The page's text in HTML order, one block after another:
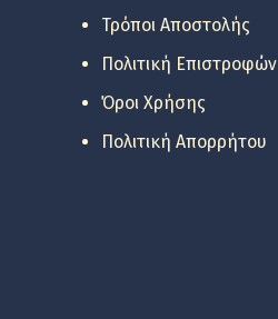
Τρόποι Αποστολής
Πολιτική Επιστροφών
Όροι Χρήσης
Πολιτική Απορρήτου